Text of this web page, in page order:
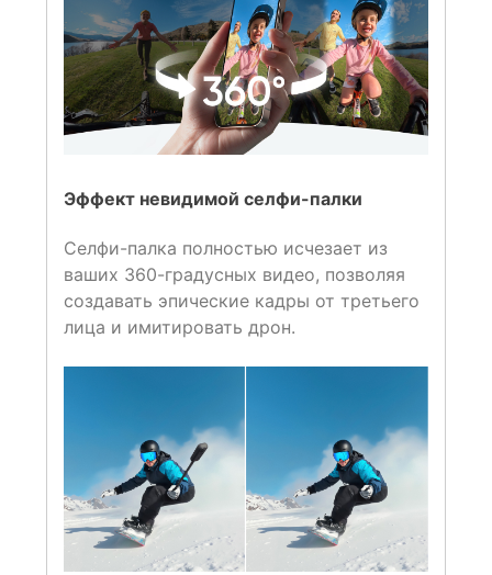
Эффект невидимой селфи-палки
Селфи-палка полностью исчезает из
ваших 360-градусных видео, позволяя
создавать эпические кадры от третьего
лица и имитировать дрон.